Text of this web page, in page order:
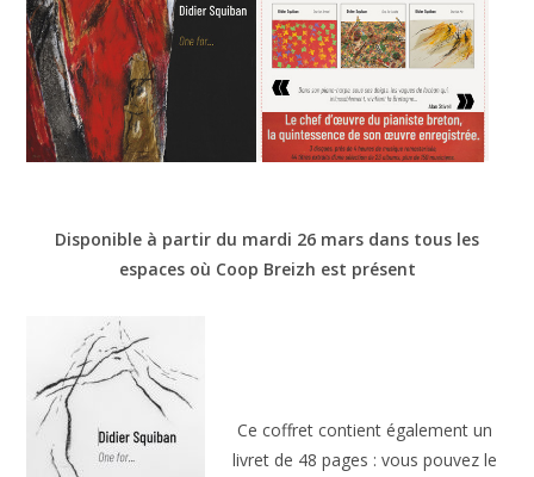
Disponible à partir du mardi 26 mars dans tous les
espaces où Coop Breizh est présent
Ce coffret contient également un
livret de 48 pages : vous pouvez le